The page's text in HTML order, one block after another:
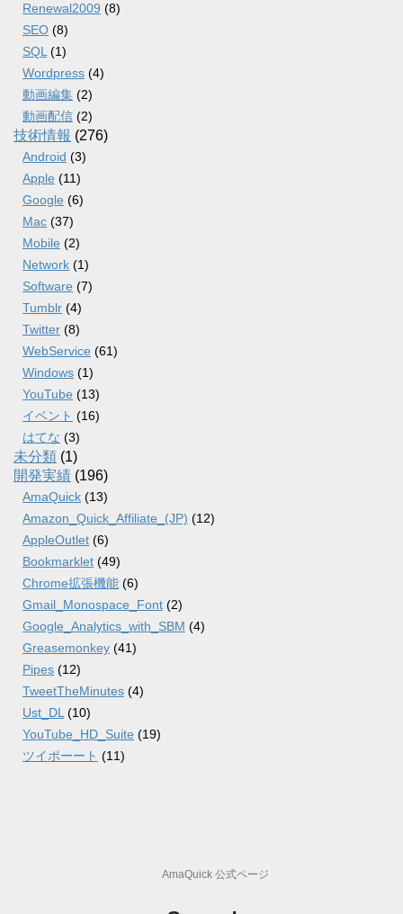
Renewal2009 (8)
SEO (8)
SQL (1)
Wordpress (4)
動画編集 (2)
動画配信 (2)
技術情報 (276)
Android (3)
Apple (11)
Google (6)
Mac (37)
Mobile (2)
Network (1)
Software (7)
Tumblr (4)
Twitter (8)
WebService (61)
Windows (1)
YouTube (13)
イベント (16)
はてな (3)
未分類 (1)
開発実績 (196)
AmaQuick (13)
Amazon_Quick_Affiliate_(JP) (12)
AppleOutlet (6)
Bookmarklet (49)
Chrome拡張機能 (6)
Gmail_Monospace_Font (2)
Google_Analytics_with_SBM (4)
Greasemonkey (41)
Pipes (12)
TweetTheMinutes (4)
Ust_DL (10)
YouTube_HD_Suite (19)
ツイポーート (11)
AmaQuick 公式ページ